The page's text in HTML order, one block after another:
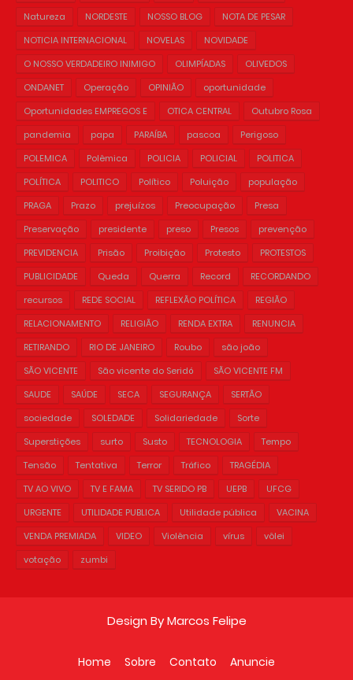
Natureza
NORDESTE NOSSO BLOG
NOTA DE PESAR
NOTICIA INTERNACIONAL
NOVELAS
NOVIDADE
O NOSSO VERDADEIRO INIMIGO
OLIMPÍADAS
OLIVEDOS
ONDANET
Operação OPINIÃO
oportunidade
Oportunidades EMPREGOS E
OTICA CENTRAL
Outubro Rosa
pandemia
papa PARAÍBA pascoa
Perigoso
POLEMICA
Polêmica POLICIA POLICIAL
POLITICA
POLÍTICA
POLITICO Político Poluição
população
PRAGA
Prazo prejuízos Preocupação
Presa
Preservação
presidente preso Presos
prevenção
PREVIDENCIA
Prisão Proibição Protesto
PROTESTOS
PUBLICIDADE
Queda Querra Record
RECORDANDO
recursos
REDE SOCIAL REFLEXÃO POLÍTICA
REGIÃO
RELACIONAMENTO
RELIGIÃO RENDA EXTRA
RENUNCIA
RETIRANDO
RIO DE JANEIRO Roubo
são joão
SÃO VICENTE
São vicente do Seridó
SÃO VICENTE FM
SAUDE
SAÚDE SECA SEGURANÇA
SERTÃO
sociedade
SOLEDADE Solidariedade
Sorte
Superstições
surto Susto TECNOLOGIA
Tempo
Tensão
Tentativa Terror Tráfico
TRAGÉDIA
TV AO VIVO
TV E FAMA TV SERIDO PB UEPB
UFCG
URGENTE
UTILIDADE PUBLICA Utilidade pública
VACINA
VENDA PREMIADA
VIDEO Violência vírus
vôlei
votação
zumbi
Design ByMarcos Felipe
Home Sobre Contato Anuncie